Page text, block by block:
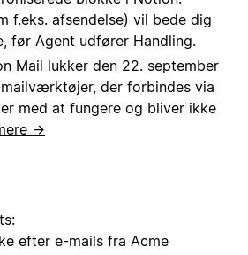
f.eks. afsendelse) vil bede dig
før Agent udfører Handling.
Mail lukker den 22. september
der forbindes via
med at fungere og bliver ikke
→
efter e-mails fra Acme